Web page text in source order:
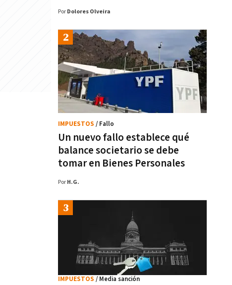
Por Dolores Olveira
Un nuevo fallo establece qué
balance societario se debe
tomar en Bienes Personales
IMPUESTOS / Fallo
Por H.G.
IMPUESTOS / Media sanción